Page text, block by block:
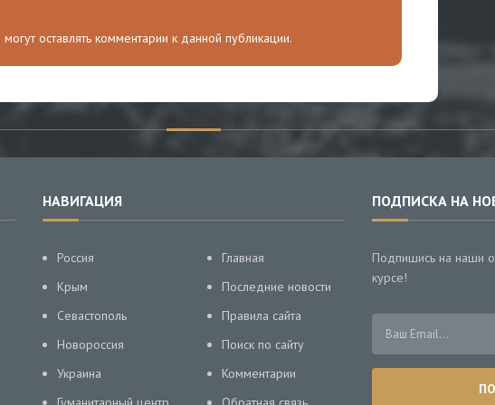
могут оставлять комментарии к данной публикации.
НАВИГАЦИЯ
Россия
Крым
Севастополь
Новороссия
Украина
Главная
Последние новости
Правила сайта
Поиск по сайту
Комментарии
ПОДПИСКА НА
Подпишись на наши
курсе!